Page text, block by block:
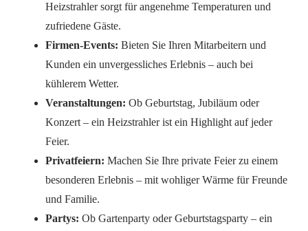
Heizstrahler sorgt für angenehme Temperaturen und
zufriedene Gäste.
Firmen-Events: Bieten Sie Ihren Mitarbeitern und
Kunden ein unvergessliches Erlebnis – auch bei
kühlerem Wetter.
Veranstaltungen: Ob Geburtstag, Jubiläum oder
Konzert – ein Heizstrahler ist ein Highlight auf jeder
Feier.
Privatfeiern: Machen Sie Ihre private Feier zu einem
besonderen Erlebnis – mit wohliger Wärme für Freunde
und Familie.
Partys: Ob Gartenparty oder Geburtstagsparty – ein